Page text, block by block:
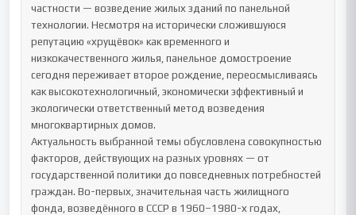
частности — возведение жилых зданий по панельной
технологии. Несмотря на исторически сложившуюся
репутацию «хрущёвок» как временного и
низкокачественного жилья, панельное домостроение
сегодня переживает второе рождение, переосмысливаясь
как высокотехнологичный, экономически эффективный и
экологически ответственный метод возведения
многоквартирных домов.
Актуальность выбранной темы обусловлена совокупностью
факторов, действующих на разных уровнях — от
государственной политики до повседневных потребностей
граждан. Во-первых, значительная часть жилищного
фонда, возведённого в СССР в 1960–1980-х годах,